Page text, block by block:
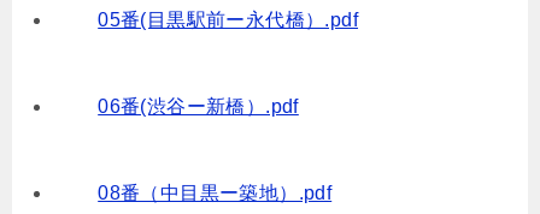
05番(目黒駅前ー永代橋）.pdf
06番(渋谷ー新橋）.pdf
08番（中目黒ー築地）.pdf